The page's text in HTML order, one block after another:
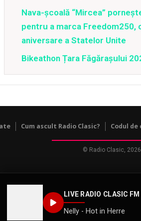
LIVE RADIO CLASIC FM
Nelly - Hot in Herre
Nava-școală “Mircea”
pentru a marca Freedom250,
aniversare a Statelor Unite
Bikeathon Țara Făgărașului
Cum ascult Radio Clasic? Codul
© Radio Clasic, 2026